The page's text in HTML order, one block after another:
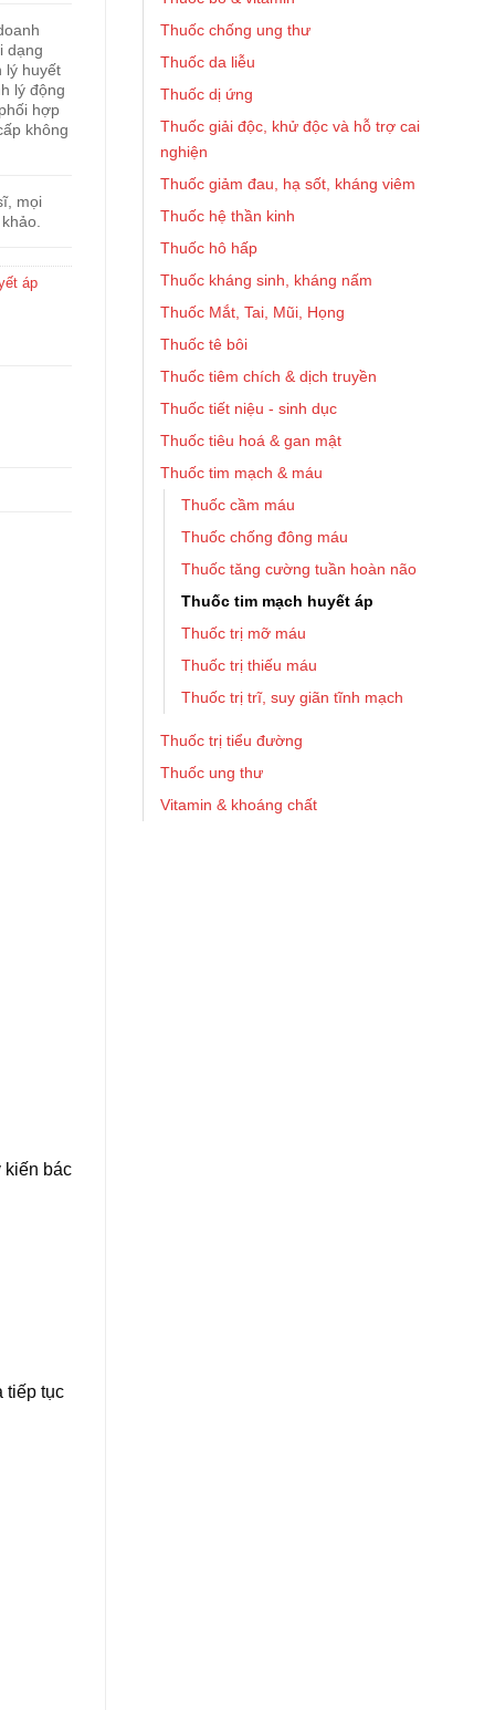
Thuốc chống ung thư
Thuốc da liễu
Thuốc dị ứng
Thuốc giải độc, khử độc và hỗ trợ cai
nghiện
Thuốc giảm đau, hạ sốt, kháng viêm
Thuốc hệ thần kinh
Thuốc hô hấp
Thuốc kháng sinh, kháng nấm
Thuốc Mắt, Tai, Mũi, Họng
Thuốc tê bôi
Thuốc tiêm chích & dịch truyền
Thuốc tiết niệu - sinh dục
Thuốc tiêu hoá & gan mật
Thuốc tim mạch & máu
Thuốc cầm máu
Thuốc chống đông máu
Thuốc tăng cường tuần hoàn não
Thuốc tim mạch huyết áp
Thuốc trị mỡ máu
Thuốc trị thiếu máu
Thuốc trị trĩ, suy giãn tĩnh mạch
Thuốc trị tiểu đường
Thuốc ung thư
Vitamin & khoáng chất
dạng
lý huyết
lý động
hợp
không
mọi
áp
kiến bác
tiếp tục